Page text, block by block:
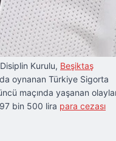
Kurulu, Beşiktaş
oynanan Türkiye Sigorta
maçında yaşanan
bin 500 lira para cezası